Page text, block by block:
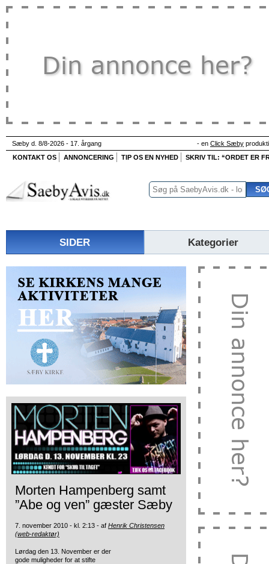
Sæby d. 8/8-2026 - 17. årgang - en Click Sæby
KONTAKT OS
ANNONCERING TIP OS EN NYHED SKRIV TIL: “ORDET ER
SIDER Kategorier
Morten Hampenberg samt
”Abe og ven” gæster Sæby
7. november 2010 - kl. 2:13 - af Henrik Christensen
(web-redaktør)
Lørdag den 13. November er der
gode muligheder for at stifte